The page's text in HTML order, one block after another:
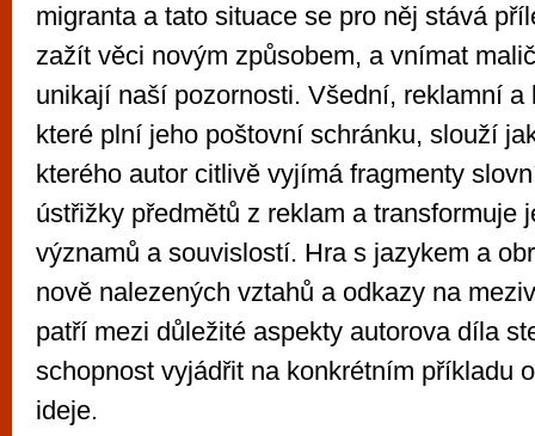
migranta a tato situace se pro něj stává
zažít věci novým způsobem, a vnímat
unikají naší pozornosti. Všední, reklamní a
které plní jeho poštovní schránku, slouží
kterého autor citlivě vyjímá fragmenty
ústřižky předmětů z reklam a transformuje
významů a souvislostí. Hra s jazykem a
nově nalezených vztahů a odkazy na
patří mezi důležité aspekty autorova díla
schopnost vyjádřit na konkrétním příkladu
ideje.